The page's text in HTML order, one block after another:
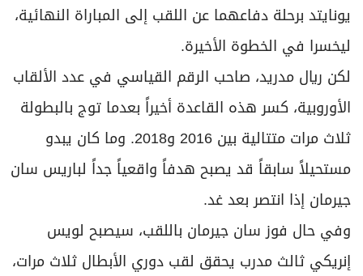
يونايتد برحلة دفاعهما عن اللقب إلى المباراة النهائية،
ليخسرا في الخطوة الأخيرة.
لكن ريال مدريد، صاحب الرقم القياسي في عدد الألقاب
الأوروبية، كسر هذه القاعدة أخيراً بعدما توج بالبطولة
ثلاث مرات متتالية بين 2016 و2018. وما كان يبدو
مستحيلاً سابقاً قد يصبح هدفاً واقعياً جداً لباريس سان
جيرمان إذا انتصر بعد غد.
وفي حال فوز سان جيرمان باللقب، سيصبح لويس
إنريكي ثالث مدرب يحقق لقب دوري الأبطال ثلاث مرات،